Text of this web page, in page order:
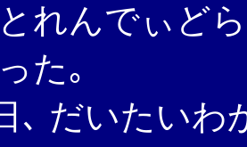
れんでぃど
た｡
､ だいたいわ